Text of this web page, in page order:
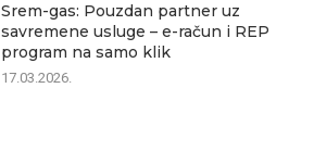
Srem-gas: Pouzdan partner uz
savremene usluge – e-račun i REP
program na samo klik
17.03.2026.